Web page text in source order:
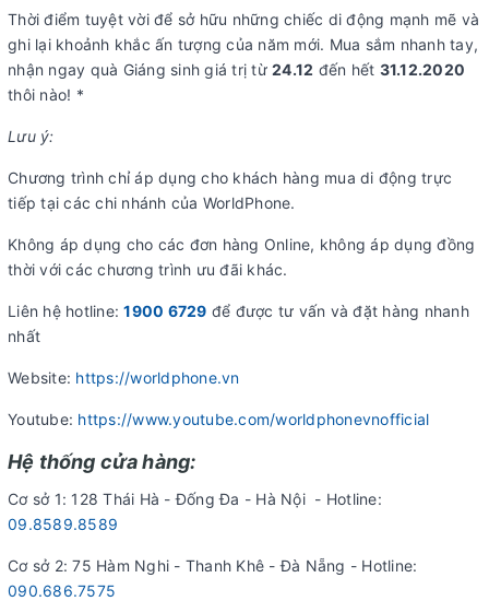
Thời điểm tuyệt vời để sở hữu những chiếc di động mạnh mẽ và
ghi lại khoảnh khắc ấn tượng của năm mới. Mua sắm nhanh tay,
nhận ngay quà Giáng sinh giá trị từ 24.12 đến hết 31.12.2020
thôi nào! *
Lưu ý:
Chương trình chỉ áp dụng cho khách hàng mua di động trực
tiếp tại các chi nhánh của WorldPhone.
Không áp dụng cho các đơn hàng Online, không áp dụng đồng
thời với các chương trình ưu đãi khác.
Liên hệ hotline:1900 6729 để được tư vấn và đặt hàng nhanh
nhất
Website: https://worldphone.vn
Youtube: https://www.youtube.com/worldphonevnofficial
Hệ thống cửa hàng:
Cơ sở 1: 128 Thái Hà - Đống Đa - Hà Nội - Hotline:
09.8589.8589
Cơ sở 2: 75 Hàm Nghi - Thanh Khê - Đà Nẵng - Hotline:
090.686.7575